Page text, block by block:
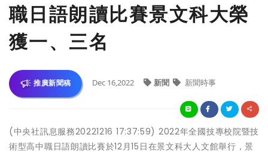
職日語朗讀比賽景文科大榮
獲一、三名
推廣新聞稿 Dec 16,2022 新聞 新聞時事
(中央社訊息服務20221216 17:37:59) 2022年全國技專校院暨技
術型高中職日語朗讀比賽於12月15日在景文科大人文館舉行，景